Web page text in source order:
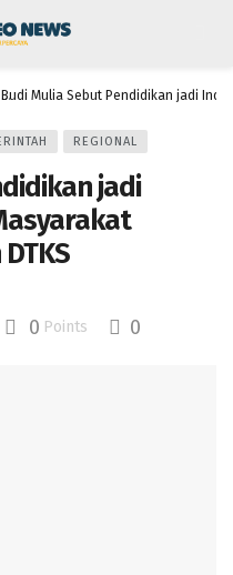
Budi Mulia Sebut Pendidikan jadi
REGIONAL
jadi
0 Points 0